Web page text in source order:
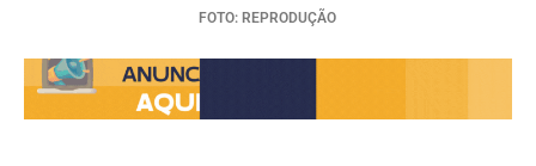
FOTO: REPRODUÇÃO